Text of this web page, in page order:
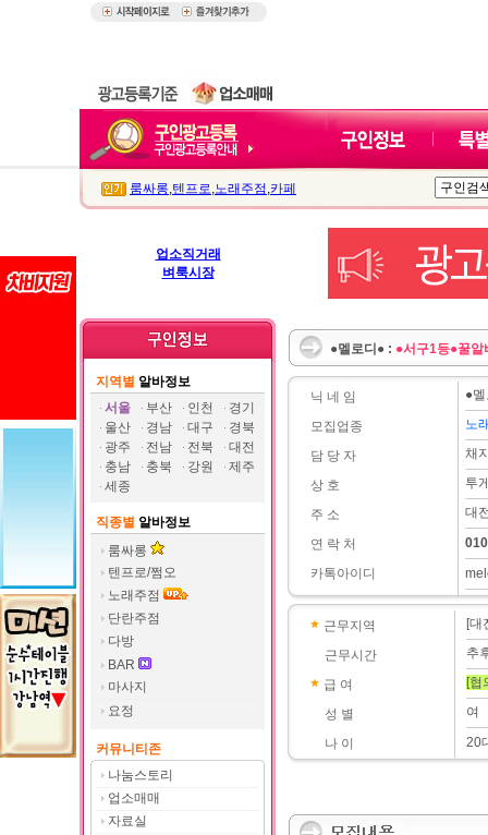
룸싸롱,텐프로,노래주점 ,카페
업소직거래
벼룩시장
지역별 알바정보
서울
부산 인천
경기
울산
경남 대구
경북
광주
전남 전북
대전
충남
충북 강원
제주
세종
직종별 알바정보
룸싸롱
텐프로/쩜오
노래주점
단란주점
다방
BAR
마사지
요정
커뮤니티존
나눔스토리
업소매매
자료실
●멜로디● : ●서구1등●꿀
닉 네 임
모집업종
담 당 자
상 호
주 소
연 락 처
카톡아이디
●
노
채
투
대
근무지역
근무시간
급 여
성 별
나 이
[대
추
[협
여
20